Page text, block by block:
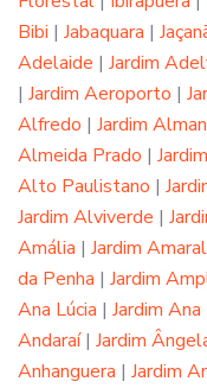
Bibi | Jabaquara |
Adelaide | Jardim
| Jardim Aeroporto |
Alfredo | Jardim
Almeida Prado |
Alto Paulistano |
Jardim Alviverde |
Amália | Jardim
da Penha | Jardim
Ana Lúcia | Jardim Ana
Andaraí| Jardim
Anhanguera | Jardim